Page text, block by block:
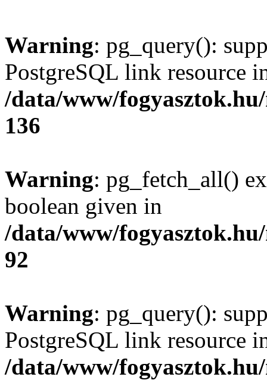
Warning: pg_query():
PostgreSQL link resource
/data/www/
136
Warning: pg_fetch_all()
boolean given in
/data/www/
92
Warning: pg_query():
PostgreSQL link resource
/data/www/